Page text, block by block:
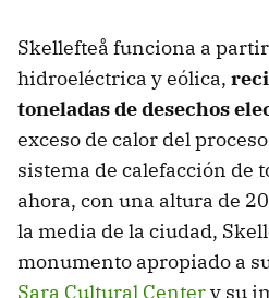
Skellefteå funciona a
hidroeléctrica y eólica,
toneladas de desechos
exceso de calor del
sistema de calefacción de
ahora, con una altura de
la media de la ciudad,
monumento apropiado a
Sara Cultural Centery su